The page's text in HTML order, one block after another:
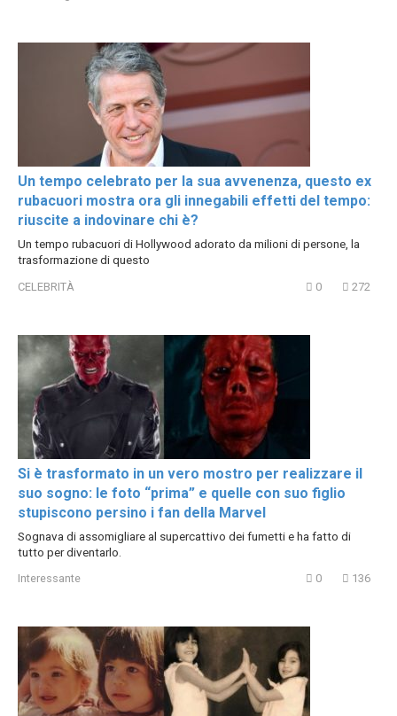
Un tempo celebrato per la sua avvenenza, questo ex
rubacuori mostra ora gli innegabili effetti del tempo:
riuscite a indovinare chi è?
Un tempo rubacuori di Hollywood adorato da milioni di persone, la
trasformazione di questo
CELEBRITÀ 0 272
Si è trasformato in un vero mostro per realizzare il
suo sogno: le foto “prima” e quelle con suo figlio
stupiscono persino i fan della Marvel
Sognava di assomigliare al supercattivo dei fumetti e ha fatto di
tutto per diventarlo.
Interessante 0 136